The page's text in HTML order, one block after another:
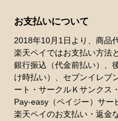
お支払いについて
2018年10月1日より、商品
楽天ペイではお支払い方法
銀行振込（代金前払い）、
け時払い）、セブンイレブ
ート・サークルＫサンクス
Pay-easy（ペイジー）サー
楽天ペイのお支払い・返金